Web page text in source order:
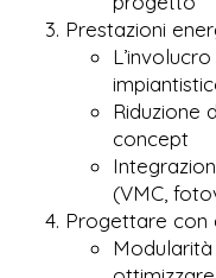
Prestazioni
Riduzione
concept
(VMC,
Progettare con